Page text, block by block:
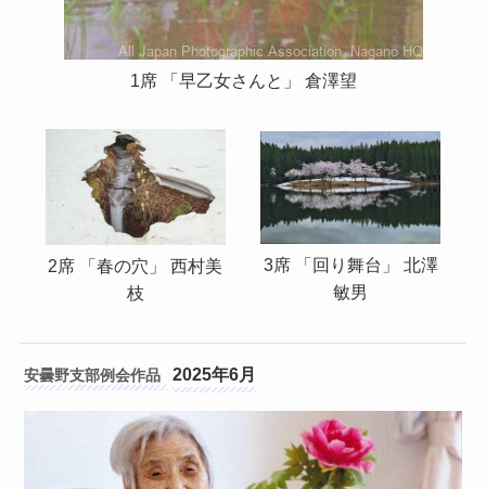
1席 「早乙女さんと」 倉澤望
2席 「春の穴」 西村美
枝
3席 「回り舞台」 北澤
敏男
安曇野支部 2025年6月